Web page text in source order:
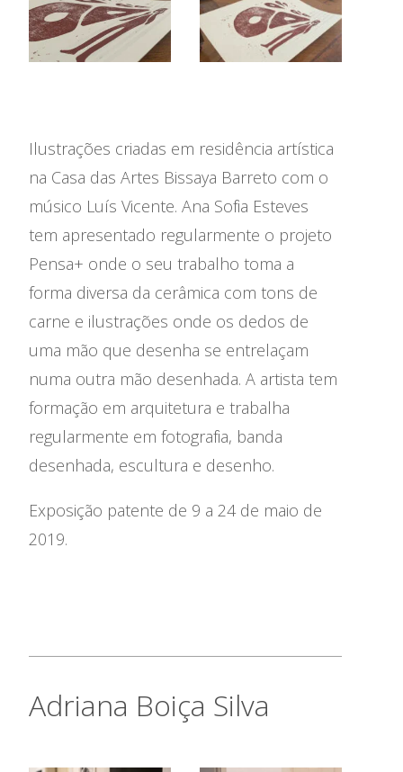
As Casas
Agenda
Exposições
Festival Les Siestes
A Casa das Artes em 2025
Residências Artísticas
Ilustrações criadas em residência artística
na Casa das Artes Bissaya Barreto com o
músico Luís Vicente. Ana Sofia Esteves
tem apresentado regularmente o projeto
Pensa+ onde o seu trabalho toma a
forma diversa da cerâmica com tons de
carne e ilustrações onde os dedos de
uma mão que desenha se entrelaçam
numa outra mão desenhada. A artista tem
formação em arquitetura e trabalha
regularmente em fotografia, banda
desenhada, escultura e desenho.
Exposição patente de 9 a 24 de maio de
2019.
Adriana Boiça Silva